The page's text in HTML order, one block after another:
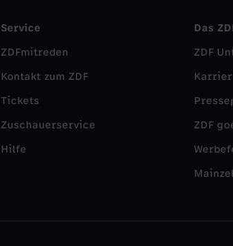
Service
ZDFmitreden
Kontakt zum ZDF
Tickets
Zuschauerservice
Hilfe
Das
ZDF
ZDF